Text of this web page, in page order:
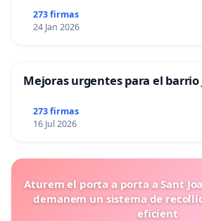
273 firmas
24 Jan 2026
Mejoras urgentes para el barrio
273 firmas
16 Jul 2026
Aturem el porta a porta a Sant
demanem un sistema de
eficient